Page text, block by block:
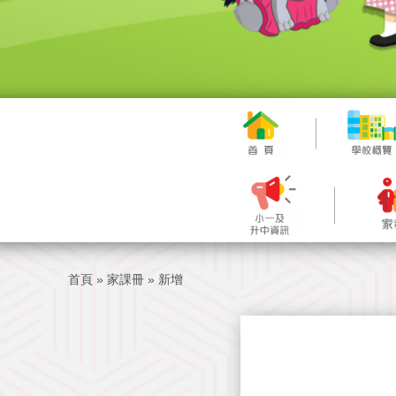
首頁 » 家課冊 » 新增